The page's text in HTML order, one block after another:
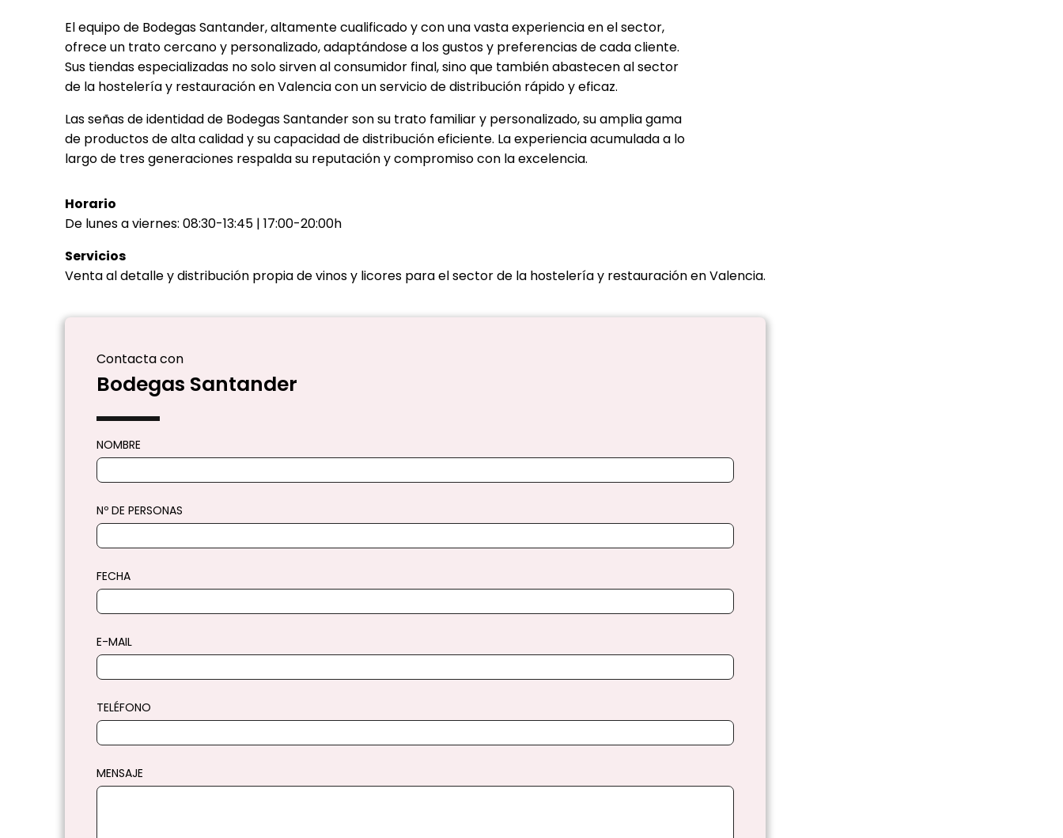
El equipo de Bodegas Santander, altamente cualificado y con una vasta experiencia en el sector,
ofrece un trato cercano y personalizado, adaptándose a los gustos y preferencias de cada cliente.
Sus tiendas especializadas no solo sirven al consumidor final, sino que también abastecen al sector
de la hostelería y restauración en Valencia con un servicio de distribución rápido y eficaz.
Las señas de identidad de Bodegas Santander son su trato familiar y personalizado, su amplia gama
de productos de alta calidad y su capacidad de distribución eficiente. La experiencia acumulada a lo
largo de tres generaciones respalda su reputación y compromiso con la excelencia.
Horario
De lunes a viernes: 08:30-13:45 | 17:00-20:00h
Servicios
Venta al detalle y distribución propia de vinos y licores para el sector de la hostelería y restauración en Valencia.
Contacta con
Bodegas Santander
NOMBRE
Nº DE PERSONAS
FECHA
E-MAIL
TELÉFONO
MENSAJE